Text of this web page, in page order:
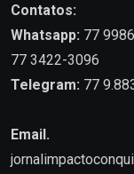
Contatos:
Whatsapp: 77
77 3422-3096
Telegram: 77
Email.